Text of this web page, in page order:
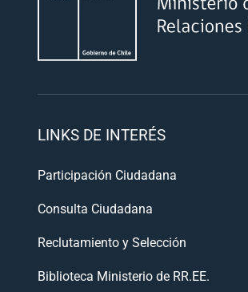
LINKS DE INTERÉS
Participación Ciudadana
Consulta Ciudadana
Reclutamiento y Selección
Biblioteca Ministerio de RR.EE.